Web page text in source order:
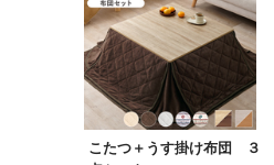
こたつ＋うす掛け布団 ３